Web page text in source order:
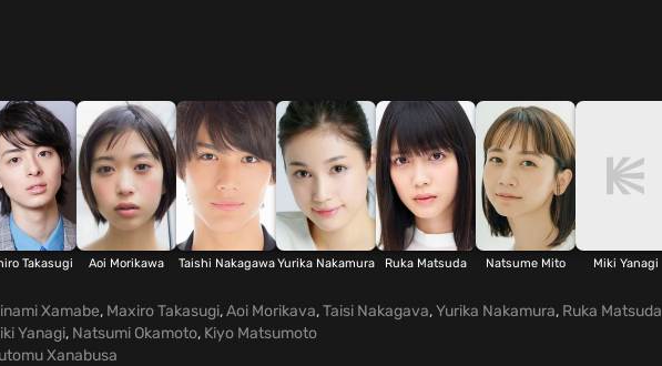
Takasugi Aoi Morikawa Taishi NakagawaYurika Nakamura Ruka Matsuda Natsume Mito Miki Yanagi
Xamabe, Maxiro Takasugi,Aoi Morikava,Taisi Nakagava,Yurika Nakamura, Ruka Matsuda
Yanagi, Natsumi Okamoto, Kiyo Matsumoto
Xanabusa